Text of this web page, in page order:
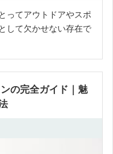
ってアウトドアやスポ
して欠かせない存在で
の完全ガイド｜魅